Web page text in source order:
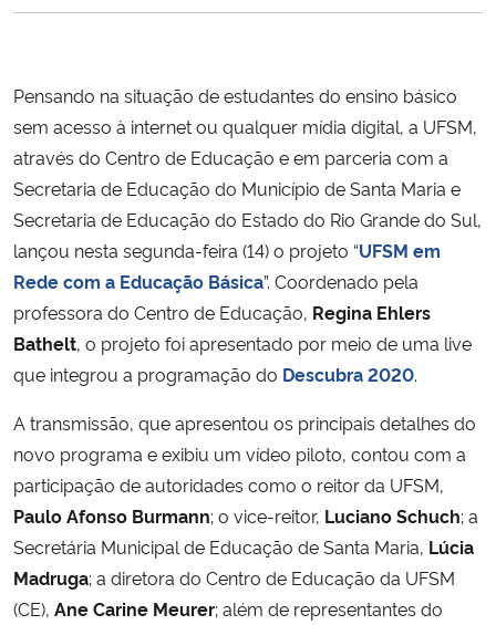
Ministério da Ciência, Tecnologia, Inovações e Comunicações
Ministério do Turismo
Ministério do Desenvolvimento Regional
Controladoria-Geral da União
Ministério da Mulher, da Família e dos Direitos Humanos
Secretaria-Geral
Secretaria de Governo
Gabinete de Segurança Institucional
Advocacia-Geral da União
Banco Central do Brasil
Pensando na situação de estudantes do ensino básico
sem acesso à internet ou qualquer mídia digital, a UFSM,
através do Centro de Educação e em parceria com a
Secretaria de Educação do Município de Santa Maria e
Secretaria de Educação do Estado do Rio Grande do Sul,
lançou nesta segunda-feira (14) o projeto “UFSM em
Rede com a Educação Básica”. Coordenado pela
professora do Centro de Educação, Regina Ehlers
Bathelt, o projeto foi apresentado por meio de uma live
que integrou a programação do Descubra 2020.
A transmissão, que apresentou os principais detalhes do
novo programa e exibiu um vídeo piloto, contou com a
participação de autoridades como o reitor da UFSM,
Paulo Afonso Burmann; o vice-reitor, Luciano Schuch; a
Secretária Municipal de Educação de Santa Maria, Lúcia
Madruga; a diretora do Centro de Educação da UFSM
(CE), Ane Carine Meurer; além de representantes do